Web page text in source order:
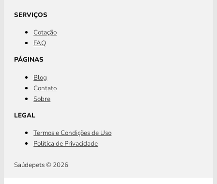
SERVIÇOS
Cotação
FAQ
PÁGINAS
Blog
Contato
Sobre
LEGAL
Termos e Condições de Uso
Política de Privacidade
Saúdepets © 2026